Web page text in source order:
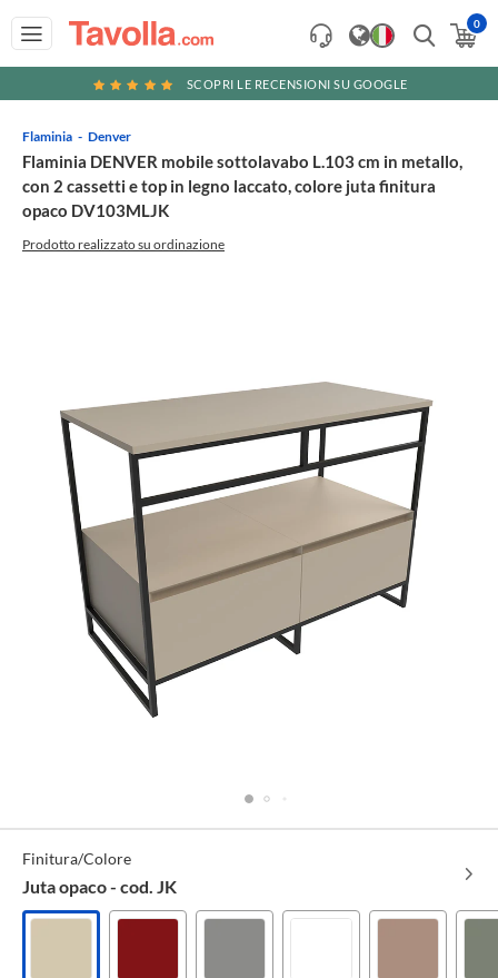
0
SCOPRI LE RECENSIONI SU GOOGLE
Flaminia Denver
Flaminia DENVER mobile sottolavabo L.103 cm in metallo,
con 2 cassetti e top in legno laccato, colore juta finitura
opaco DV103MLJK
Prodotto realizzato su ordinazione
Specifiche
Tecniche
Finitura/Colore
Juta opaco - cod. JK